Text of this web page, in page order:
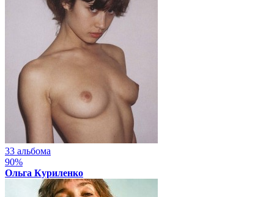
33 альбома
90%
Ольга Куриленко